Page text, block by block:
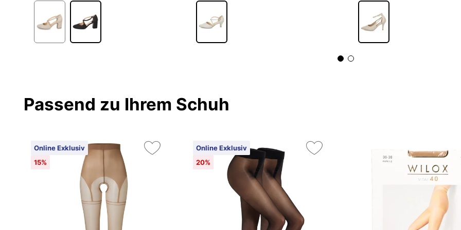
Passend zu Ihrem Schuh
Online Exklusiv
15%
Online Exklusiv
20%